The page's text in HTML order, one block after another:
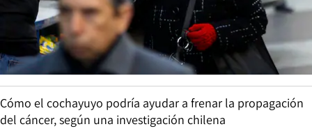
Cómo el cochayuyo podría ayudar a frenar la propagación
del cáncer, según una investigación chilena